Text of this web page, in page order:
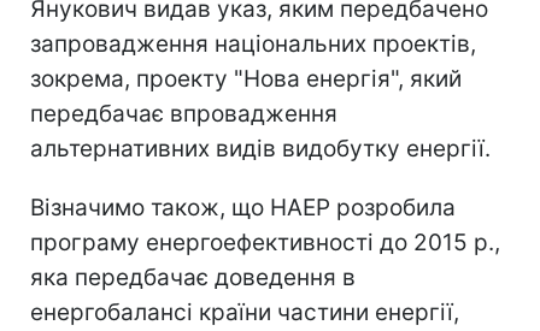
Янукович видав указ, яким передбачено
запровадження національних проектів,
зокрема, проекту "Нова енергія", який
передбачає впровадження
альтернативних видів видобутку енергії.
Візначимо також, що НАЕР розробила
програму енергоефективності до 2015 р.,
яка передбачає доведення в
енергобалансі країни частини енергії,